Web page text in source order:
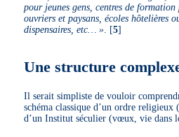
pour jeunes gens, centres de
ouvriers et paysans, écoles hôtelières
dispensaires, etc… ». [5]
Une structure
Il serait simpliste de vouloir
schéma classique d’un ordre
d’un Institut séculier (vœux, vie dans